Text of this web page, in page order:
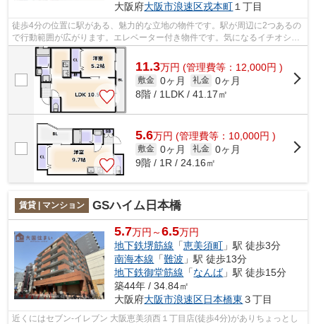
大阪府大阪市浪速区戎本町１丁目
徒歩4分の位置に駅がある、魅力的な立地の物件です。駅が周辺に2つあるの
で行動範囲が広がります。エレベーター付き物件です。気になるイチオシ物
件情報：「エルミタージュ難波南Ⅱ」。...
11.3万円 (管理費等：12,000円 )
敷金 0ヶ月 礼金 0ヶ月
8階 / 1LDK / 41.17㎡
5.6万円 (管理費等：10,000円 )
敷金 0ヶ月 礼金 0ヶ月
9階 / 1R / 24.16㎡
賃貸 | マンション GSハイム日本橋
5.7万円～6.5万円
地下鉄堺筋線 「恵美須町 」駅 徒歩3分
南海本線 「難波 」駅 徒歩13分
地下鉄御堂筋線 「なんば」駅 徒歩15分
築44年 / 34.84㎡
大阪府大阪市浪速区日本橋東 ３丁目
近くにはセブン‐イレブン 大阪恵美須西１丁目店(徒歩4分)がありちょっとし